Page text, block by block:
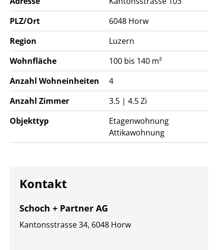
Obergeschoss 2
- 4.5-Zimmer Wohnung | ca. 140 m² Wohnfläche
Attikageschoss
- 3.5-Zimmer Wohnung | ca. 100 m² Wohnfläche
Wir freuen uns auf Ihre Anfrage.
PLZ/Ort
6048 Horw
Region
Luzern
Wohnfläche
100 bis 140 m²
Anzahl Wohneinheiten
4
Anzahl Zimmer
3.5 | 4.5 Zi
Objekttyp
Etagenwohnung
Attikawohnung
Kontakt
Schoch + Partner AG
Kantonsstrasse 34, 6048 Horw